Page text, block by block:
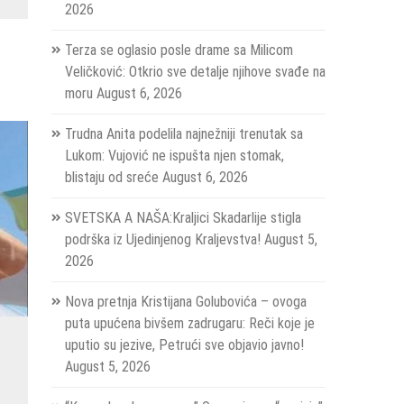
2026
Terza se oglasio posle drame sa Milicom
Veličković: Otkrio sve detalje njihove svađe na
moru August 6, 2026
Trudna Anita podelila najnežniji trenutak sa
Lukom: Vujović ne ispušta njen stomak,
blistaju od sreće August 6, 2026
SVETSKA A NAŠA:Kraljici Skadarlije stigla
podrška iz Ujedinjenog Kraljevstva! August 5,
2026
Nova pretnja Kristijana Golubovića – ovoga
puta upućena bivšem zadrugaru: Reči koje je
uputio su jezive, Petrući sve objavio javno!
August 5, 2026